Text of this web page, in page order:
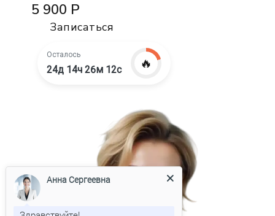
5 900 Р
Записаться
Осталось
24д 14ч 26м 10с 🔥